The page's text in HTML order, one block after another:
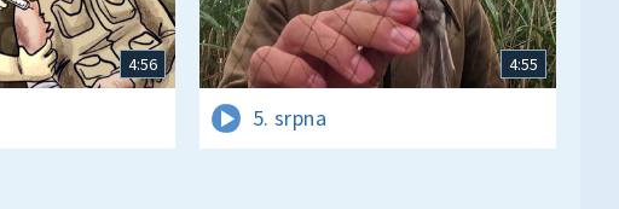
4:56 4:55
5. srpna